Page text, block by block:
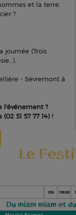
et la terre.
?
journée (Trois
- Sèvremont à
l'événement ?
51 57 77 14) !